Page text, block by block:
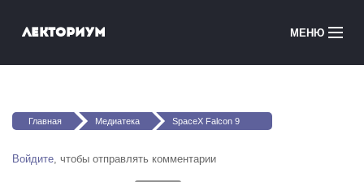
Лекториум МЕНЮ
Медиатека
Вы здесь
Главная Медиатека SpaceX Falcon 9
Войдите, чтобы отправлять комментарии